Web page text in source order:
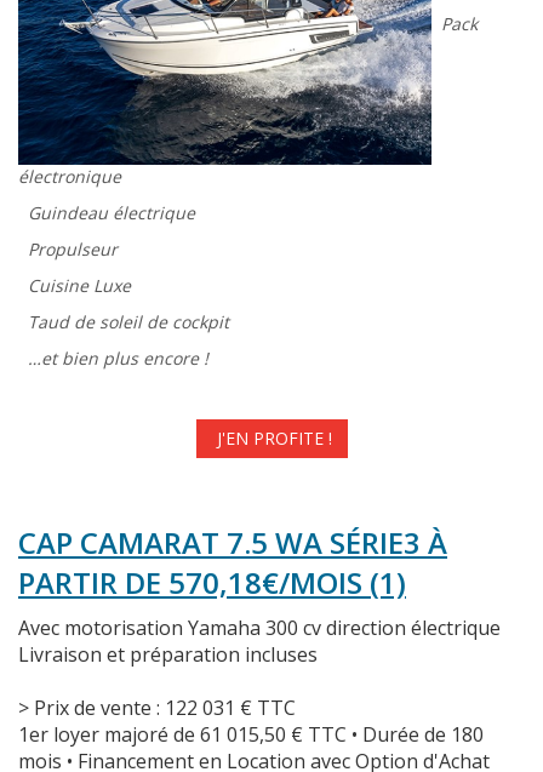
Pack
électronique
Guindeau électrique
Propulseur
Cuisine Luxe
Taud de soleil de cockpit
…et bien plus encore !
J'EN PROFITE !
CAP CAMARAT 7.5 WA SÉRIE3 À
PARTIR DE 570,18€/MOIS (1)
Avec motorisation Yamaha 300 cv direction électrique
Livraison et préparation incluses
> Prix de vente : 122 031 € TTC
1er loyer majoré de 61 015,50 € TTC • Durée de 180
mois • Financement en Location avec Option d'Achat